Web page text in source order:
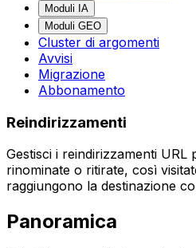
Moduli IA
Moduli GEO
Cluster di argomenti
Avvisi
Migrazione
Abbonamento
Reindirizzamenti
Gestisci i reindirizzamenti URL
rinominate o ritirate, così
raggiungono la destinazione
Panoramica